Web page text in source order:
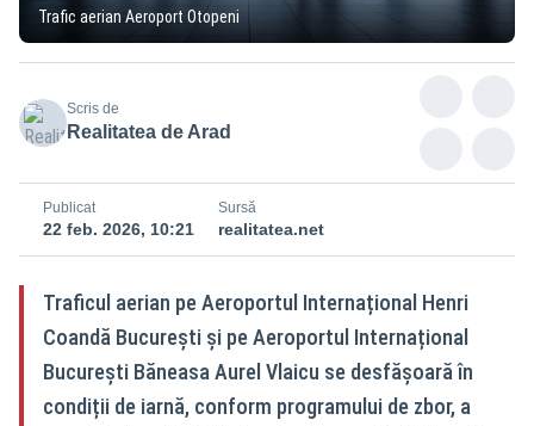
Trafic aerian Aeroport Otopeni
Scris de
Realitatea de Arad
Publicat
22 feb. 2026, 10:21
Sursă
realitatea.net
Traficul aerian pe Aeroportul Internațional Henri
Coandă București și pe Aeroportul Internațional
București Băneasa Aurel Vlaicu se desfășoară în
condiții de iarnă, conform programului de zbor, a